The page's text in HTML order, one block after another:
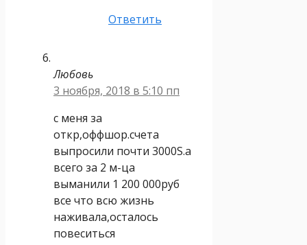
Ответить
Любовь
3 ноября, 2018 в 5:10 пп
с меня за
откр,оффшор.счета
выпросили почти 3000S.а
всего за 2 м-ца
выманили 1 200 000руб
все что всю жизнь
наживала,осталось
повеситься